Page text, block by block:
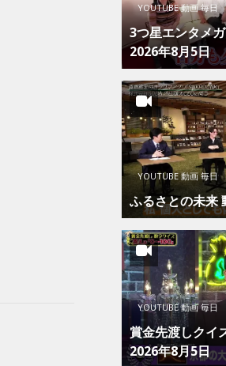
YOUTUBE 動画 毎日
3つ星エンタメ
2026年8月5日
YOUTUBE 動画 毎日
ふるさとの未
YOUTUBE 動画 毎日
賞金先渡しク
2026年8月5日